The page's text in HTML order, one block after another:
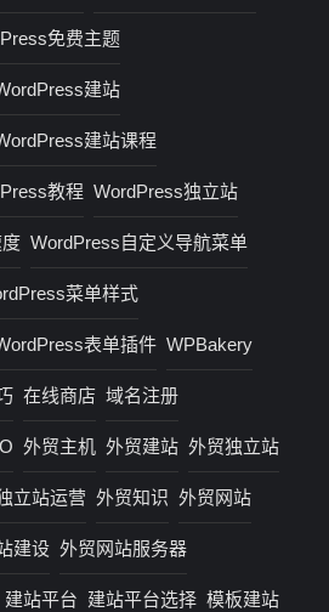
免费主题
建站
建站课程
教程 WordPress独立站
WordPress自定义导航菜单
菜单样式
表单插件 WPBakery
在线商店 域名注册
外贸主机 外贸建站 外贸独立站
立站运营 外贸知识 外贸网站
建设 外贸网站服务器
建站平台 建站平台选择 模板建站